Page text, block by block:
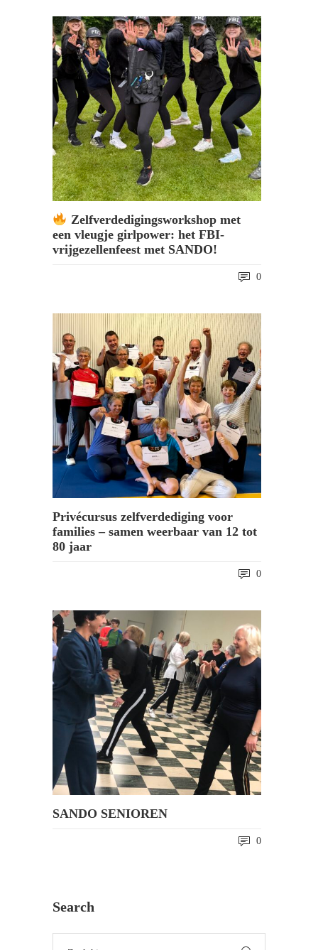
Zelfverdedigingsworkshop met
een vleugje girlpower: het FBI-
vrijgezellenfeest met SANDO!
0
Privécursus zelfverdediging voor
families – samen weerbaar van 12 tot
80 jaar
0
SANDO SENIOREN
0
Search